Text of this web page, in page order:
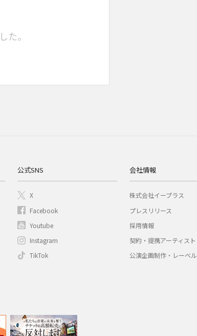
た。
公式SNS
X
Facebook
Youtube
Instagram
TikTok
会社情報
株式会社イープラス
プレスリリース
採用情報
契約・提携アーティスト
公演企画制作・レーベル